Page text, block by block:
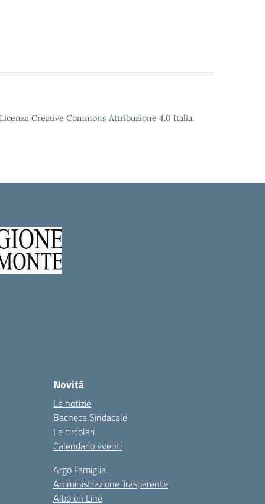
Creative Commons Attribuzione 4.0 Italia.
Novità
Le notizie
Bacheca Sindacale
Le circolari
Calendario eventi
Argo Famiglia
Amministrazione Trasparente
Albo on Line